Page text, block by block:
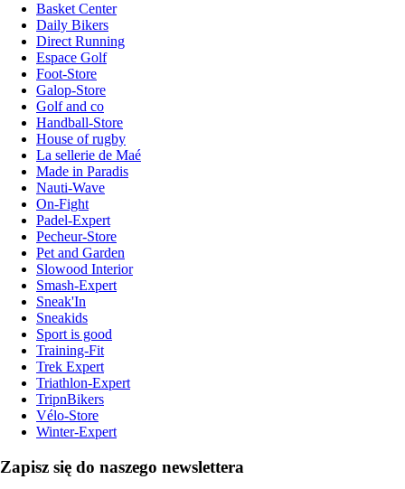
Basket Center
Daily Bikers
Direct Running
Espace Golf
Foot-Store
Galop-Store
Golf and co
Handball-Store
House of rugby
La sellerie de Maé
Made in Paradis
Nauti-Wave
On-Fight
Padel-Expert
Pecheur-Store
Pet and Garden
Slowood Interior
Smash-Expert
Sneak'In
Sneakids
Sport is good
Training-Fit
Trek Expert
Triathlon-Expert
TripnBikers
Vélo-Store
Winter-Expert
Zapisz się do naszego newslettera